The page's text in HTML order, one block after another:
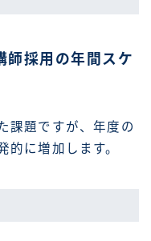
師採用の年間スケ
課題ですが、年度の
的に増加します。